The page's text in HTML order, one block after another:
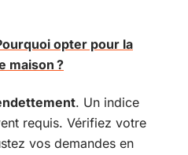
opter pour la
maison ?
. Un indice
requis. Vérifiez votre
vos demandes en